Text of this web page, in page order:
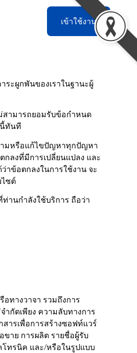
เข้าใช้งาน
ระผูกพันของเราในฐานะผู้
สามารถยอมรับข้อกำหนด
นี้ทันที
ามหรือแก้ไขปัญหาทุกปัญหา
กลงที่มีการเปลี่ยนแปลง และ
าข้อตกลงในการใช้งาน จะ
ซต์
านกำลังใช้บริการ ถือว่า
ทางวาจา รวมถึงการ
ำกัดเพียง ความลับทางการ
ารเพื่อการสร้างซอฟท์แวร์
าย การผลิต รายชื่อผู้รับ
โทรนิค และ/หรือในรูปแบบ